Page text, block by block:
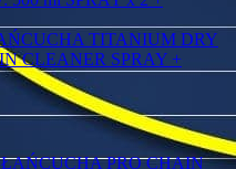
TITANIUM DRY
CLEANER SPRAY +